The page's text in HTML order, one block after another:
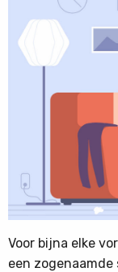
Voor bijna elke
een